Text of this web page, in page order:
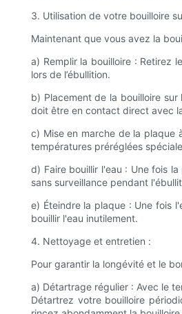
3. Utilisation de votre bouilloire
Maintenant que vous avez la
a) Remplir la bouilloire : Retirez
lors de l’ébullition.
b) Placement de la bouilloire
doit être en contact direct avec
c) Mise en marche de la plaque
températures préréglées
d) Faire bouillir l'eau : Une fois
sans surveillance pendant
e) Éteindre la plaque : Une fois
bouillir l'eau inutilement.
4. Nettoyage et entretien :
Pour garantir la longévité et le
a) Détartrage régulier : Avec le
Détartrez votre bouilloire